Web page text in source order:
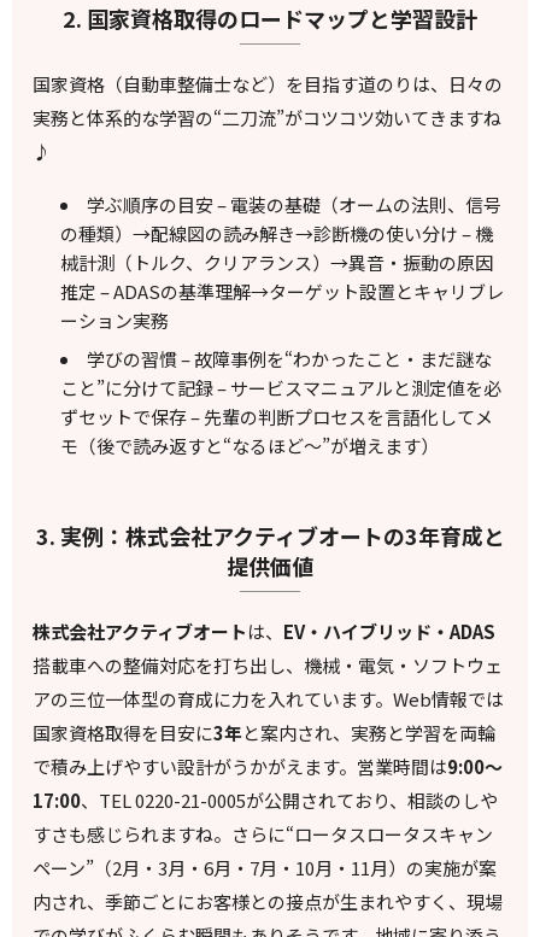
2. 国家資格取得のロードマップと学習設計
国家資格（自動車整備士など）を目指す道のりは、日々の
実務と体系的な学習の“二刀流”がコツコツ効いてきますね
♪
学ぶ順序の目安 – 電装の基礎（オームの法則、信号
の種類）→配線図の読み解き→診断機の使い分け – 機
械計測（トルク、クリアランス）→異音・振動の原因
推定 – ADASの基準理解→ターゲット設置とキャリブレ
ーション実務
学びの習慣 – 故障事例を“わかったこと・まだ謎な
こと”に分けて記録 – サービスマニュアルと測定値を必
ずセットで保存 – 先輩の判断プロセスを言語化してメ
モ（後で読み返すと“なるほど〜”が増えます）
3. 実例：株式会社アクティブオートの3年育成と
提供価値
株式会社アクティブオートは、 EV・ハイブリッド・ADAS
搭載車への整備対応を打ち出し、機械・電気・ソフトウェ
アの三位一体型の育成に力を入れています。Web情報では
国家資格取得を目安に3年と案内され、実務と学習を両輪
で積み上げやすい設計がうかがえます。営業時間は9:00～
17:00、TEL 0220-21-0005が公開されており、相談のしや
すさも感じられますね。さらに“ロータスロータスキャン
ペーン”（2月・3月・6月・7月・10月・11月）の実施が案
内され、季節ごとにお客様との接点が生まれやすく、現場